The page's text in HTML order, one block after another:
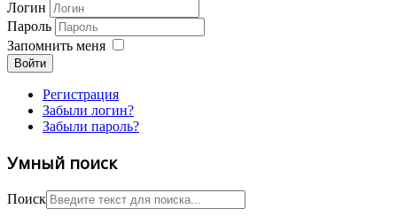
Логин
Пароль
Запомнить меня
Войти
Регистрация
Забыли логин?
Забыли пароль?
Умный поиск
Поиск